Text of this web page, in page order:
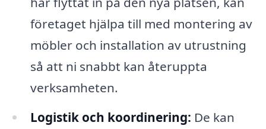
företaget hjälpa till med montering av
möbler och installation av utrustning
så att ni snabbt kan återuppta
verksamheten.
Logistik och koordinering: De kan